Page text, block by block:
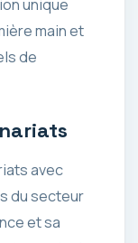
unique
main et
de
avec
du secteur
et sa